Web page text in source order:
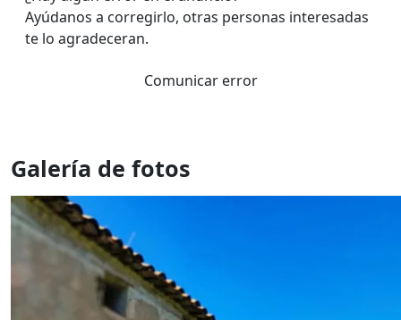
Ayúdanos a corregirlo, otras personas interesadas
te lo agradeceran.
Comunicar error
Galería de fotos